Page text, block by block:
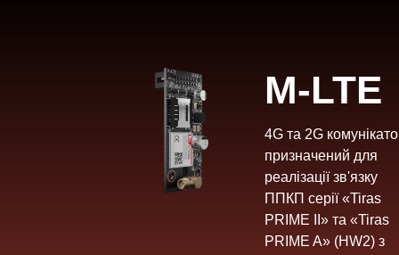
Брендбук
Навчання
+38 (067) 564 73 75
+38 (095) 282 76 90
ТЕХНІЧНА
ПІДТРИМКА
support@tiras.ua
market@tiras.ua
АДРЕСА
м.
M-LTE
4G та 2G
призначений для
реалізації зв'язку
ППКП серії «Tiras
PRIME II» та «Tiras
PRIME A» (HW2) з